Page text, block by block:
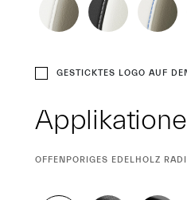
GESTICKTES LOGO AUF
CURRENT
OFFENPORIGES EDELHOLZ